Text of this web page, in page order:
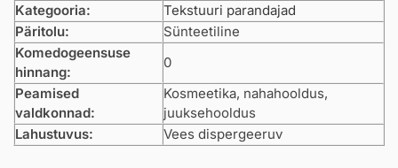
Kategooria:
Tekstuuri parandajad
Päritolu:
Sünteetiline
Komedogeensuse
hinnang:
0
Peamised
valdkonnad:
Kosmeetika, nahahooldus,
juuksehooldus
Lahustuvus:
Vees dispergeeruv